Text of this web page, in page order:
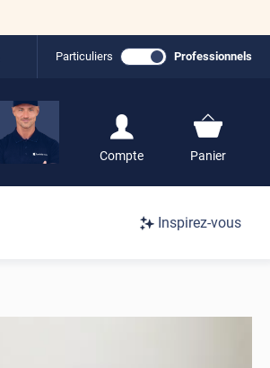
Particuliers Professionnels
Compte
S'inscrire / Se
Panier
Inspirez-vous